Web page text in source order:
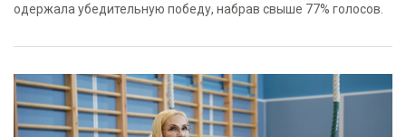
одержала убедительную победу, набрав свыше 77% голосов.